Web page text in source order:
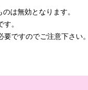
は無効となります。
。
ですのでご注意下さい。